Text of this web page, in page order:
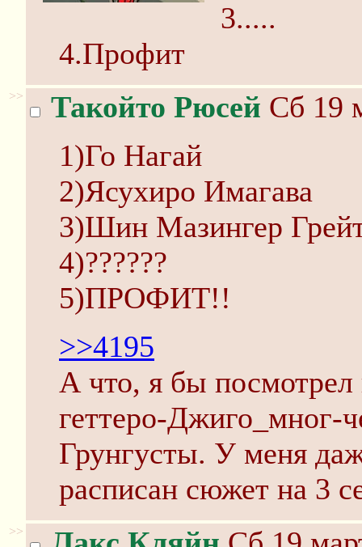
3.....
4.Профит
>> Такойто Рюсей Сб 19
1)Го Нагай
2)Ясухиро Имагава
3)Шин Мазингер
4)??????
5)ПРОФИТ!!
>>4195
А что, я бы посмотрел
геттеро-
Грунгусты. У меня
расписан сюжет на 3
>>